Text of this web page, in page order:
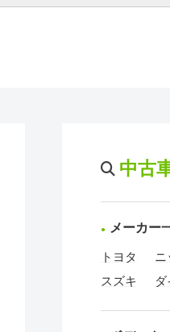
中古
メーカー
トヨタ ニ
スズキ